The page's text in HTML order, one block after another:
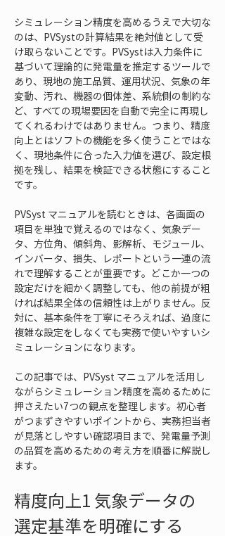
シミュレーション精度を高めるうえで大切な
のは、PVSystの計算結果を絶対値として受
け取らないことです。PVSystは入力条件に
基づいて理論的に発電量を推定するツールで
あり、現地の施工品質、運用状況、気象の年
変動、汚れ、機器の個体差、系統側の制約な
ど、すべての現場要因を自動で完全に再現し
てくれるわけではありません。つまり、精度
向上とはソフトの機能を多く使うことではな
く、現地条件に合った入力値を選び、設定根
拠を残し、結果を検証できる状態にすること
です。
PVSyst マニュアルを読むときは、各画面の
項目を単独で覚えるのではなく、気象デー
タ、方位角、傾斜角、影解析、モジュール、
インバータ、損失、レポートという一連の流
れで理解することが重要です。どこか一つの
設定だけを細かく調整しても、他の前提が粗
ければ結果全体の信頼性は上がりません。反
対に、基本条件を丁寧にそろえれば、過度に
複雑な設定をしなくても実務で使いやすいシ
ミュレーションになります。
この記事では、PVSyst マニュアルを活用し
ながらシミュレーション精度を高めるために
押さえたい7つの観点を整理します。初心者
がつまずきやすいポイントから、実務担当者
が見落としやすい確認項目まで、発電量予測
の品質を高めるための考え方を順番に解説し
ます。
精度向上1 気象データの
選定基準を明確にする